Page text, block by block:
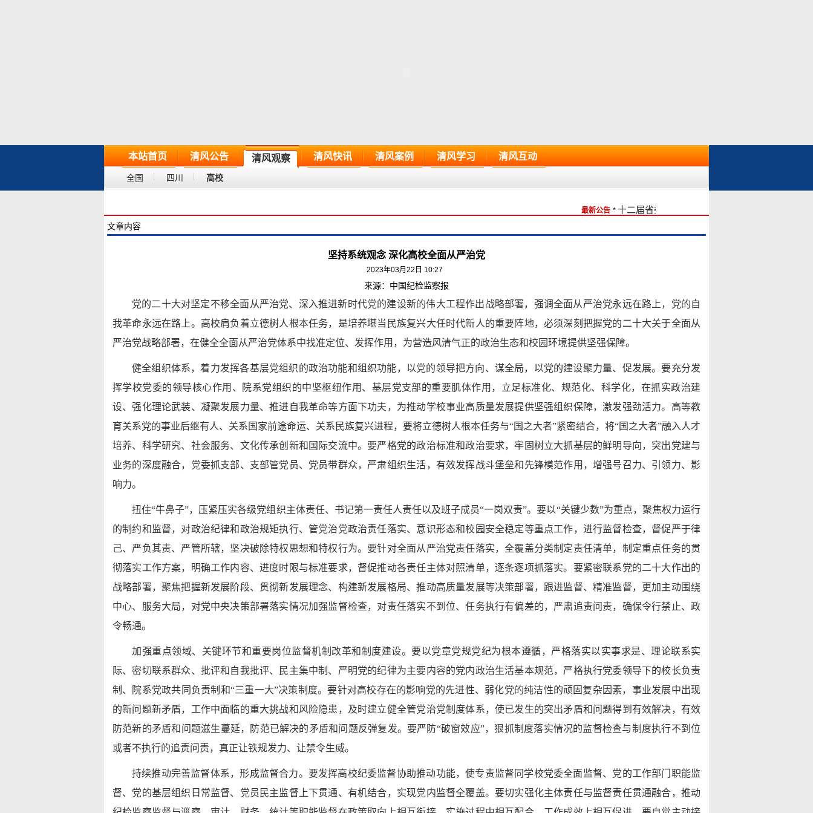
本站首页 清风公告 清风观察 清风快讯 清风案例 清风学习 清风互动
全国 四川 高校
最新公告 * 十二届省委期间学校党委第二轮巡察完成情况反馈
文章内容
坚持系统观念 深化高校全面从严治党
2023年03月22日 10:27
来源：中国纪检监察报
党的二十大对坚定不移全面从严治党、深入推进新时代党的建设新的伟大工程作出战略部署，强调全面从严治党永远在路上，党的自
我革命永远在路上。高校肩负着立德树人根本任务，是培养堪当民族复兴大任时代新人的重要阵地，必须深刻把握党的二十大关于全面从
严治党战略部署，在健全全面从严治党体系中找准定位、发挥作用，为营造风清气正的政治生态和校园环境提供坚强保障。
健全组织体系，着力发挥各基层党组织的政治功能和组织功能，以党的领导把方向、谋全局，以党的建设聚力量、促发展。要充分发
挥学校党委的领导核心作用、院系党组织的中坚枢纽作用、基层党支部的重要肌体作用，立足标准化、规范化、科学化，在抓实政治建
设、强化理论武装、凝聚发展力量、推进自我革命等方面下功夫，为推动学校事业高质量发展提供坚强组织保障，激发强劲活力。高等教
育关系党的事业后继有人、关系国家前途命运、关系民族复兴进程，要将立德树人根本任务与“国之大者”紧密结合，将“国之大者”融入人才
培养、科学研究、社会服务、文化传承创新和国际交流中。要严格党的政治标准和政治要求，牢固树立大抓基层的鲜明导向，突出党建与
业务的深度融合，党委抓支部、支部管党员、党员带群众，严肃组织生活，有效发挥战斗堡垒和先锋模范作用，增强号召力、引领力、影
响力。
扭住“牛鼻子”，压紧压实各级党组织主体责任、书记第一责任人责任以及班子成员“一岗双责”。要以“关键少数”为重点，聚焦权力运行
的制约和监督，对政治纪律和政治规矩执行、管党治党政治责任落实、意识形态和校园安全稳定等重点工作，进行监督检查，督促严于律
己、严负其责、严管所辖，坚决破除特权思想和特权行为。要针对全面从严治党责任落实，全覆盖分类制定责任清单，制定重点任务的贯
彻落实工作方案，明确工作内容、进度时限与标准要求，督促推动各责任主体对照清单，逐条逐项抓落实。要紧密联系党的二十大作出的
战略部署，聚焦把握新发展阶段、贯彻新发展理念、构建新发展格局、推动高质量发展等决策部署，跟进监督、精准监督，更加主动围绕
中心、服务大局，对党中央决策部署落实情况加强监督检查，对责任落实不到位、任务执行有偏差的，严肃追责问责，确保令行禁止、政
令畅通。
加强重点领域、关键环节和重要岗位监督机制改革和制度建设。要以党章党规党纪为根本遵循，严格落实以实事求是、理论联系实
际、密切联系群众、批评和自我批评、民主集中制、严明党的纪律为主要内容的党内政治生活基本规范，严格执行党委领导下的校长负责
制、院系党政共同负责制和“三重一大”决策制度。要针对高校存在的影响党的先进性、弱化党的纯洁性的顽固复杂因素，事业发展中出现
的新问题新矛盾，工作中面临的重大挑战和风险隐患，及时建立健全管党治党制度体系，使已发生的突出矛盾和问题得到有效解决，有效
防范新的矛盾和问题滋生蔓延，防范已解决的矛盾和问题反弹复发。要严防“破窗效应”，狠抓制度落实情况的监督检查与制度执行不到位
或者不执行的追责问责，真正让铁规发力、让禁令生威。
持续推动完善监督体系，形成监督合力。要发挥高校纪委监督协助推动功能，使专责监督同学校党委全面监督、党的工作部门职能监
督、党的基层组织日常监督、党员民主监督上下贯通、有机结合，实现党内监督全覆盖。要切实强化主体责任与监督责任贯通融合，推动